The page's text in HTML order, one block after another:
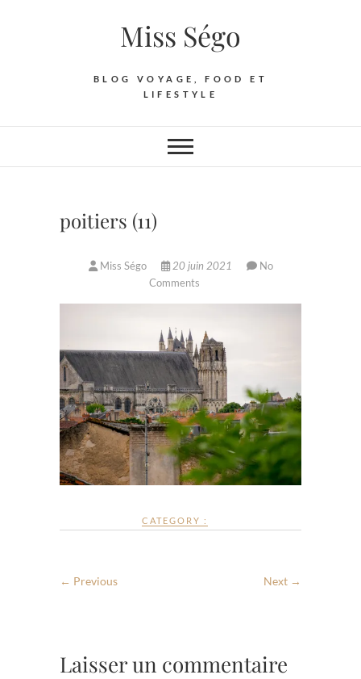
Miss Ségo
BLOG VOYAGE, FOOD ET
LIFESTYLE
poitiers (11)
Miss Ségo 20 juin 2021
No
Comments
CATEGORY :
← Previous Next →
Laisser un commentaire